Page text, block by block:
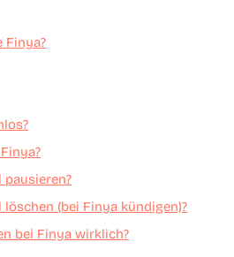
Finya?
(bei Finya kündigen)?
bei Finya wirklich?